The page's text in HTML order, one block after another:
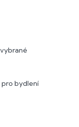
bydlení